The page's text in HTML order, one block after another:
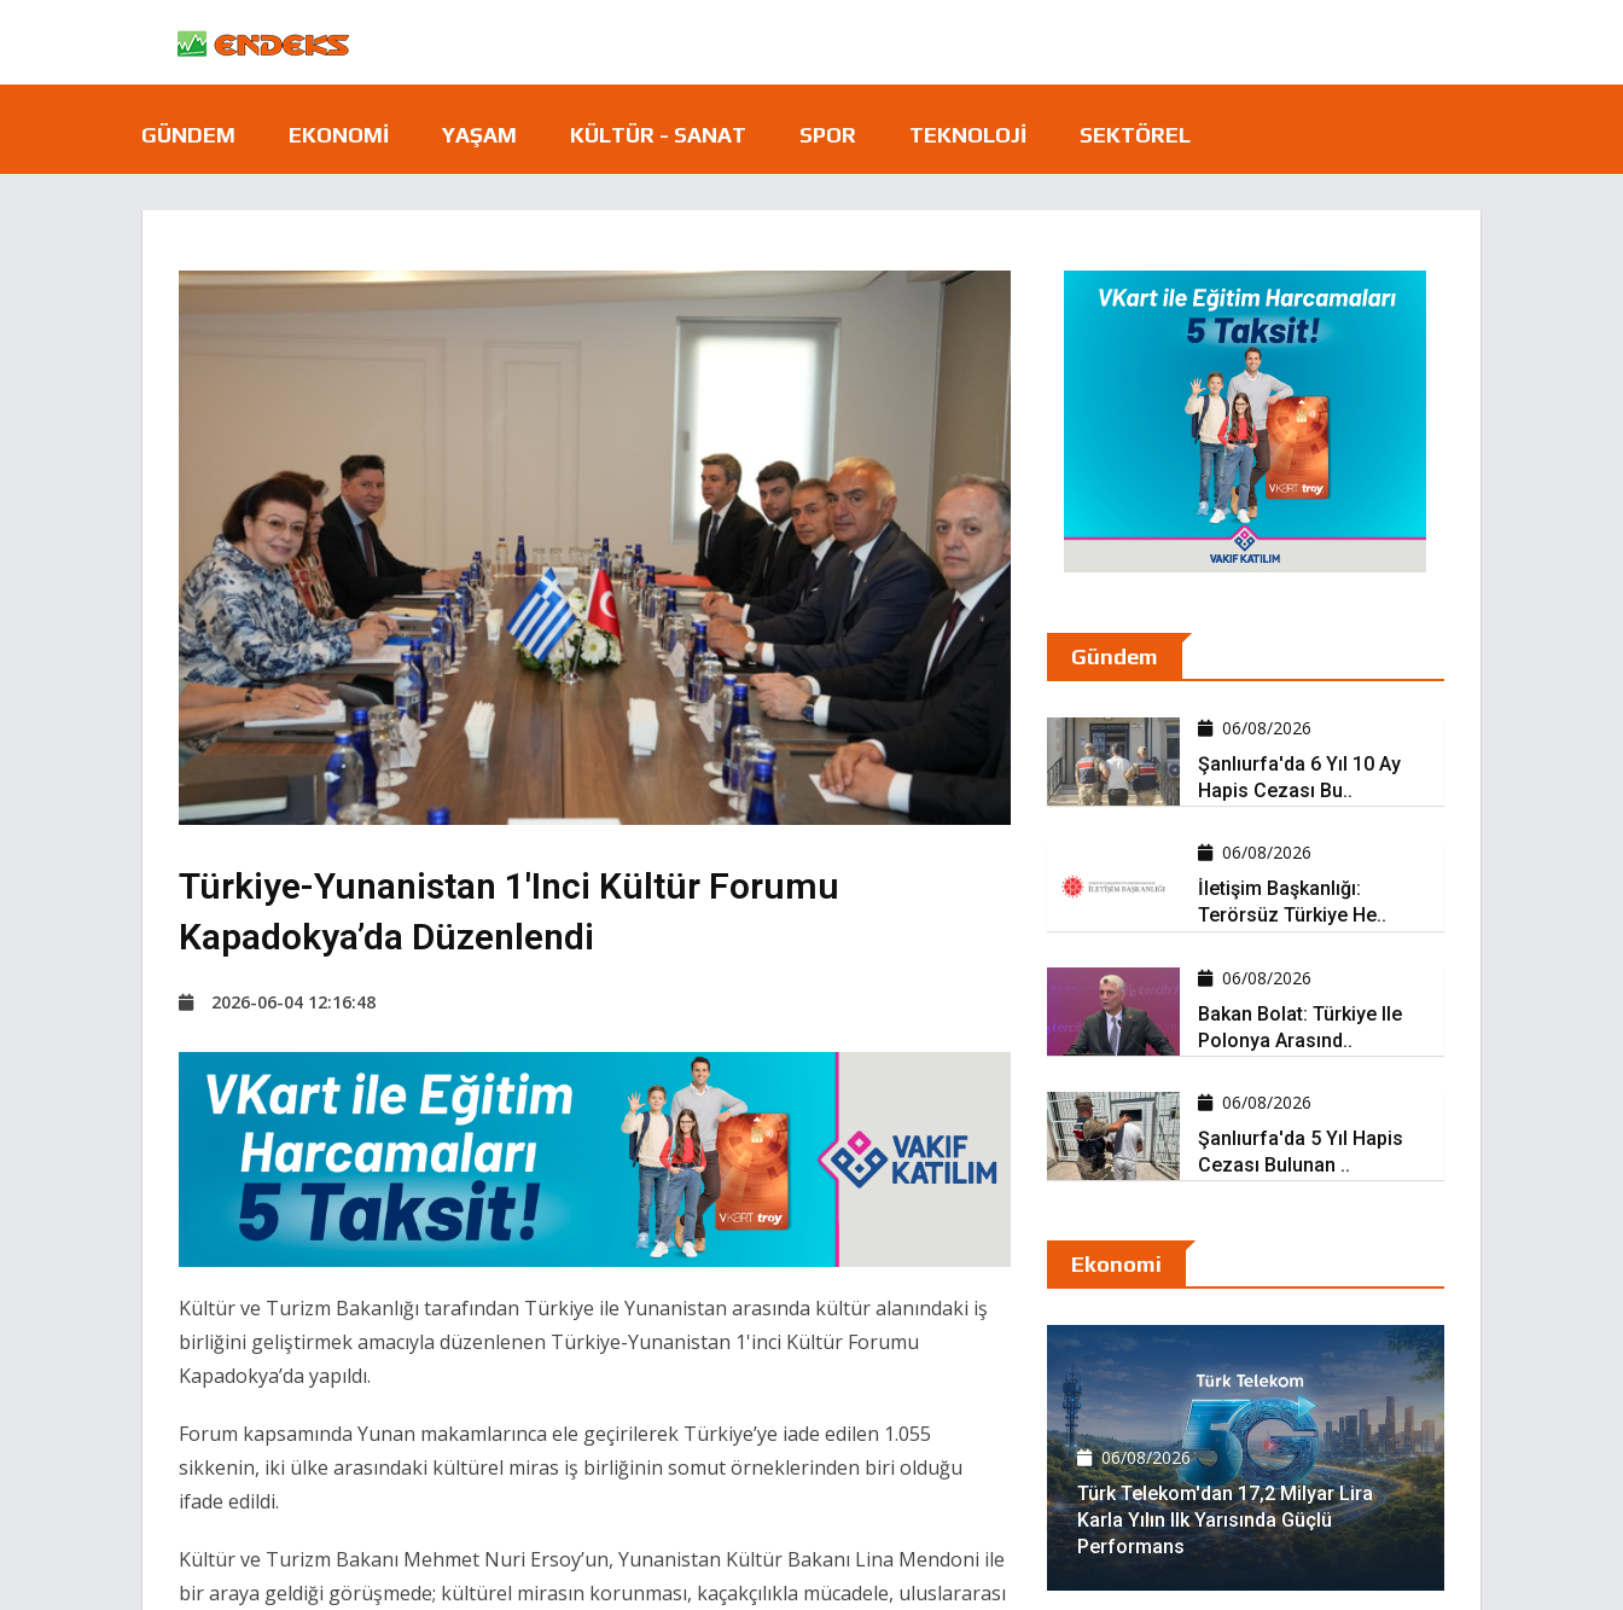
GÜNDEM EKONOMI YAŞAM KÜLTÜR - SANAT SPOR TEKNOLOJI SEKTÖREL
Türkiye-Yunanistan 1'inci Kültür Forumu
Kapadokya’da Düzenlendi
2026-06-04 12:16:48
Kültür ve Turizm Bakanlığı tarafından Türkiye ile Yunanistan arasında kültür alanındaki iş
birliğini geliştirmek amacıyla düzenlenen Türkiye-Yunanistan 1'inci Kültür Forumu
Kapadokya’da yapıldı.
Forum kapsamında Yunan makamlarınca ele geçirilerek Türkiye’ye iade edilen 1.055
sikkenin, iki ülke arasındaki kültürel miras iş birliğinin somut örneklerinden biri olduğu
ifade edildi.
Kültür ve Turizm Bakanı Mehmet Nuri Ersoy’un, Yunanistan Kültür Bakanı Lina Mendoni ile
bir araya geldiği görüşmede; kültürel mirasın korunması, kaçakçılıkla mücadele, uluslararası
Gündem
06/08/2026
Şanlıurfa'da 6 Yıl 10 Ay
Hapis Cezası Bu..
06/08/2026
İletişim Başkanlığı:
Terörsüz Türkiye He..
06/08/2026
Bakan Bolat: Türkiye Ile
Polonya Arasınd..
06/08/2026
Şanlıurfa'da 5 Yıl Hapis
Cezası Bulunan ..
Ekonomi
06/08/2026
Türk Telekom'dan 17,2 Milyar Lira
Karla Yılın Ilk Yarısında Güçlü
Performans